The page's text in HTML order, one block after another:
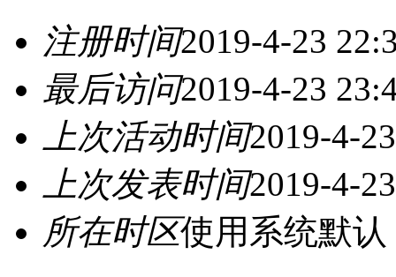
注册时间2019-4-23
最后访问2019-4-23
上次活动时间2019-4-
上次发表时间2019-4-
所在时区使用系统默认